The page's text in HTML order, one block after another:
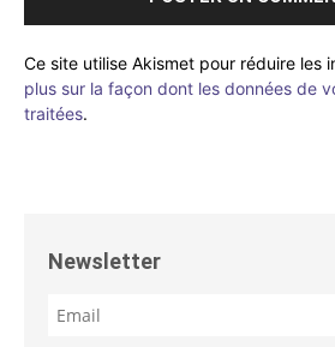
Ce site utilise Akismet pour réduire les
plus sur la façon dont les données de
traitées.
Newsletter